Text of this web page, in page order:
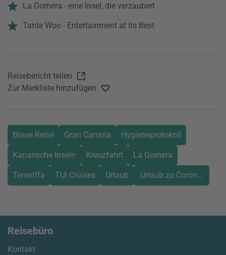
La Gomera - eine Insel, die verzaubert
Tante Woo - Entertainment at its Best
Reisebericht teilen
Zur Merkliste hinzufügen
Blaue Reise Gran Canaria Hygieneprotokoll
Kanarische Inseln Kreuzfahrt La Gomera
Teneriffa TUI Cruises Urlaub Urlaub zu Corona Zeiten
Reisebüro
Kontakt